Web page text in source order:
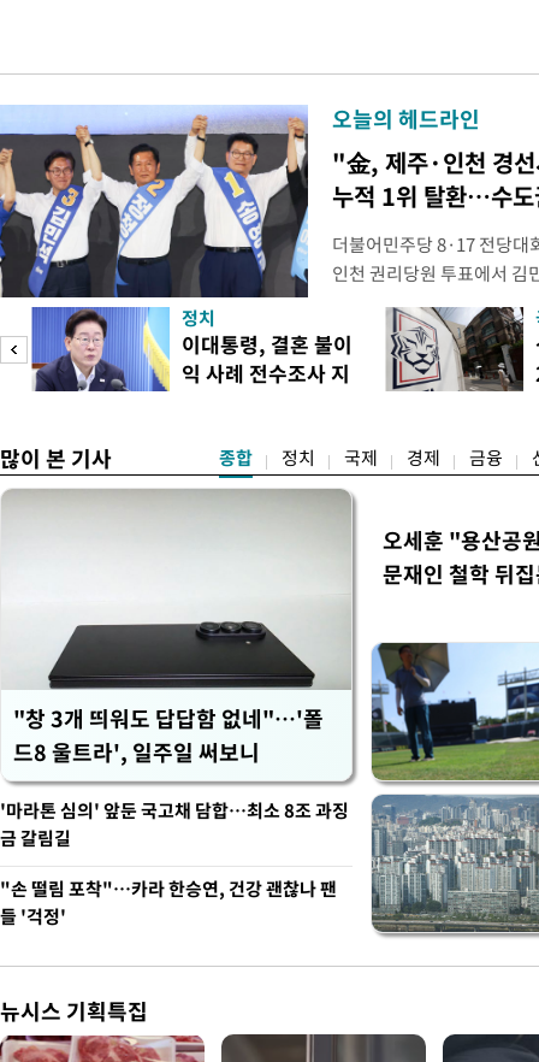
오늘의 헤드라인
"金, 제주·인천 경
누적 1위 탈환…수도
더불어민주당 8·17 전당대
인천 권리당원 투표에서 김
난주 첫 주말 순회경선에
경남에서는 정청래 후보가
앙당 선관위원장은 8일 제
합산 결과 김 후보가 전체
정치
이대통령, 결혼 불이
익 사례 전수조사 지
많이 본 기사 종합 정치 국제 경제 금융
"창 3개 띄워도 답답함 없네"…'폴
드8 울트라', 일주일 써보니
오세훈 "용산공
문재인 철학 뒤
'마라톤 심의' 앞둔 국고채 담합…최소 8조 과징
금 갈림길
"손 떨림 포착"…카라 한승연, 건강 괜찮나 팬
들 '걱정'
뉴시스 기획특집